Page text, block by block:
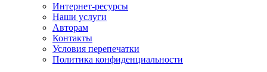
Интернет-ресурсы
Наши услуги
Авторам
Контакты
Условия перепечатки
Политика конфиденциальности